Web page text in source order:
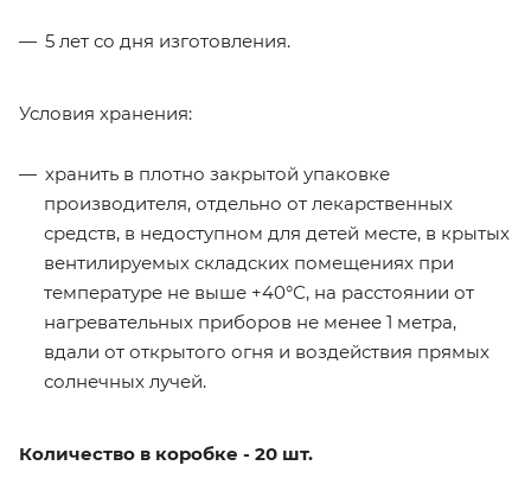
5 лет со дня изготовления.
Условия хранения:
хранить в плотно закрытой упаковке
производителя, отдельно от лекарственных
средств, в недоступном для детей месте, в крытых
вентилируемых складских помещениях при
температуре не выше +40°С, на расстоянии от
нагревательных приборов не менее 1 метра,
вдали от открытого огня и воздействия прямых
солнечных лучей.
Количество в коробке - 20 шт.